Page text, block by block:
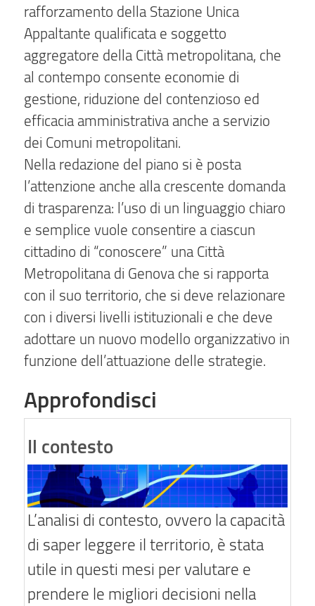
rafforzamento della Stazione Unica
Appaltante qualificata e soggetto
aggregatore della Città metropolitana, che
al contempo consente economie di
gestione, riduzione del contenzioso ed
efficacia amministrativa anche a servizio
dei Comuni metropolitani.
Nella redazione del piano si è posta
l’attenzione anche alla crescente domanda
di trasparenza: l’uso di un linguaggio chiaro
e semplice vuole consentire a ciascun
cittadino di “conoscere” una Città
Metropolitana di Genova che si rapporta
con il suo territorio, che si deve relazionare
con i diversi livelli istituzionali e che deve
adottare un nuovo modello organizzativo in
funzione dell’attuazione delle strategie.
Approfondisci
Il contesto
L’analisi di contesto, ovvero la capacità
di saper leggere il territorio, è stata
utile in questi mesi per valutare e
prendere le migliori decisioni nella